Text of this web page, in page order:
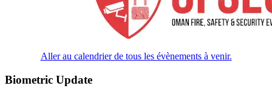
Aller au calendrier de tous les évènements à venir.
Biometric Update